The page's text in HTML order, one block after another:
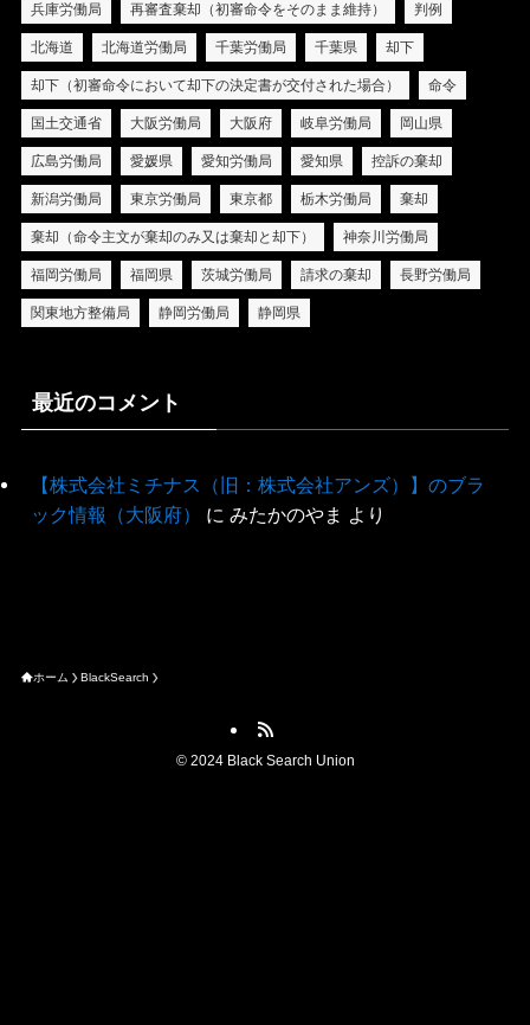
兵庫労働局 再審査棄却（初審命令をそのまま維持） 判例
北海道 北海道労働局 千葉労働局 千葉県 却下
却下（初審命令において却下の決定書が交付された場合） 命令
国土交通省 大阪労働局 大阪府 岐阜労働局 岡山県
広島労働局 愛媛県 愛知労働局 愛知県 控訴の棄却
新潟労働局 東京労働局 東京都 栃木労働局 棄却
棄却（命令主文が棄却のみ又は棄却と却下） 神奈川労働局
福岡労働局 福岡県 茨城労働局 請求の棄却 長野労働局
関東地方整備局 静岡労働局 静岡県
最近のコメント
【株式会社ミチナス（旧：株式会社アンズ）】のブラ
ック情報（大阪府）
に みたかのやま より
ホーム BlackSearch
©2024 Black Search Union